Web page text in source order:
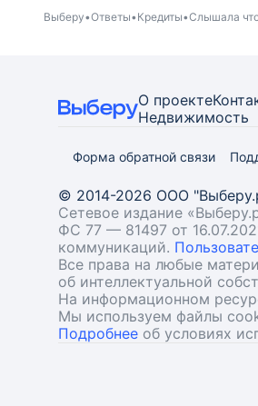
Выберу Ответы Кредиты Слышала
О проекте
Недвижимость
Форма обратной связи
© 2014-2026 ООО
Сетевое издание
ФС 77 — 81497 от
коммуникаций.
Все права на любые
об интеллектуальной
На информационном
Мы используем файлы
Подробнее об условиях